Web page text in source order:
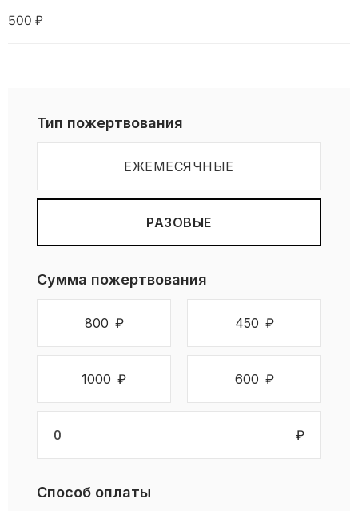
500 ₽
Тип пожертвования
ЕЖЕМЕСЯЧНЫЕ
РАЗОВЫЕ
Сумма пожертвования
800 ₽ 450 ₽
1000 ₽ 600 ₽
₽
Способ оплаты